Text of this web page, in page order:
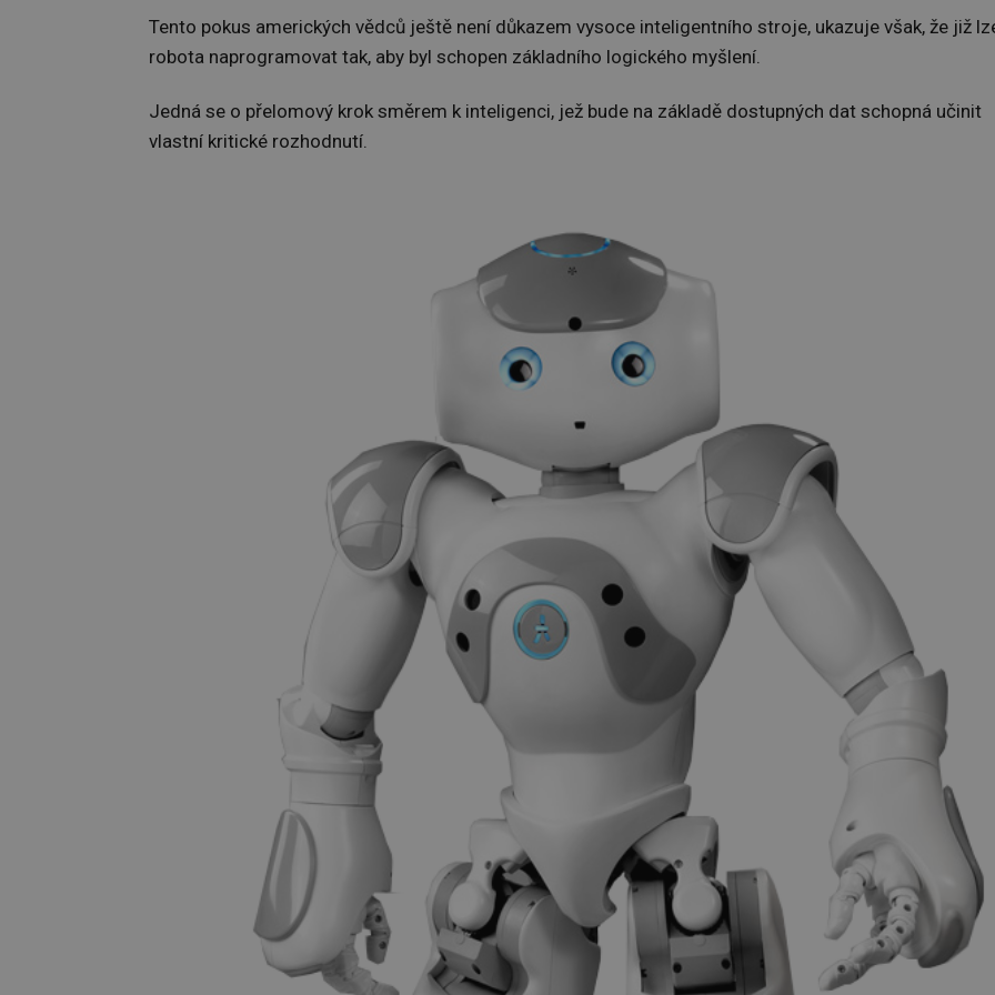
Tento pokus amerických vědců ještě není důkazem vysoce inteligentního stroje, ukazuje však, že již
robota naprogramovat tak, aby byl schopen základního logického myšlení.
Jedná se o přelomový krok směrem k inteligenci, jež bude na základě dostupných dat schopná učinit
vlastní kritické rozhodnutí.